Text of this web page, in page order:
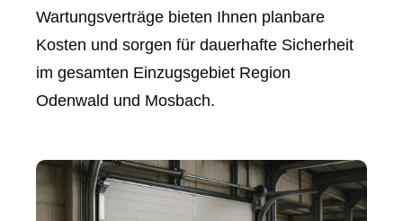
Wartungsverträge bieten Ihnen planbare
Kosten und sorgen für dauerhafte Sicherheit
im gesamten Einzugsgebiet Region
Odenwald und Mosbach.